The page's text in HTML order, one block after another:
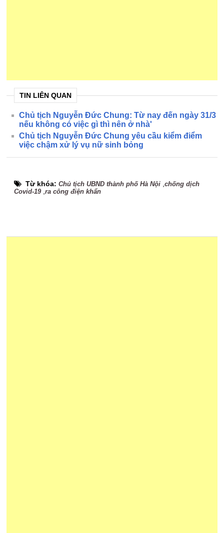
TIN LIÊN QUAN
Chủ tịch Nguyễn Đức Chung: Từ nay đến ngày 31/3
nếu không có việc gì thì nên ở nhà'
Chủ tịch Nguyễn Đức Chung yêu cầu kiểm điểm
việc chậm xử lý vụ nữ sinh bỏng
Từ khóa:Chủ tịch UBND thành phố Hà Nội ,chống dịch
Covid-19,ra công điện khẩn